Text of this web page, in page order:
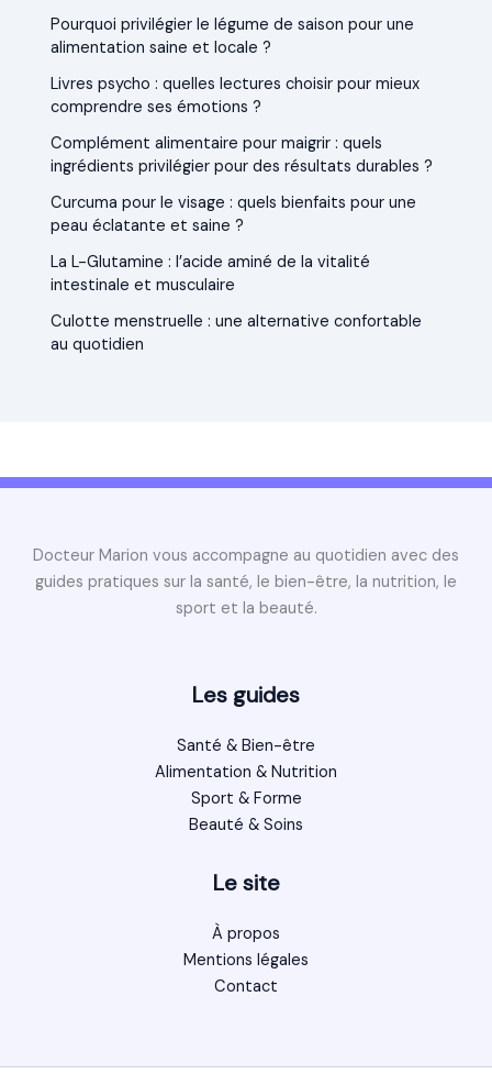
Pourquoi privilégier le légume de saison pour une
alimentation saine et locale ?
Livres psycho : quelles lectures choisir pour mieux
comprendre ses émotions ?
Complément alimentaire pour maigrir : quels
ingrédients privilégier pour des résultats durables ?
Curcuma pour le visage : quels bienfaits pour une
peau éclatante et saine ?
La L-Glutamine : l’acide aminé de la vitalité
intestinale et musculaire
Culotte menstruelle : une alternative confortable
au quotidien
Docteur Marion vous accompagne au quotidien avec des
guides pratiques sur la santé, le bien-être, la nutrition, le
sport et la beauté.
Les guides
Santé & Bien-être
Alimentation & Nutrition
Sport & Forme
Beauté & Soins
Le site
À propos
Mentions légales
Contact